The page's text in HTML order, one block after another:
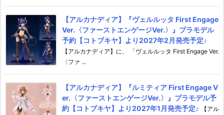
【アルカナディア】『ヴェルルッタ First Engage
Ver.〈ファーストエンゲージVer.〉』プラモデル
予約【コトブキヤ】より2027年2月発売予定♪
【アルカナディア】に、 「ヴェルルッタ First Engage Ver.
〈ファ ...
【アルカナディア】『ルミティア First Engage V
er.〈ファーストエンゲージVer.〉』プラモデル予
約【コトブキヤ】より2027年1月発売予定♪
【アル